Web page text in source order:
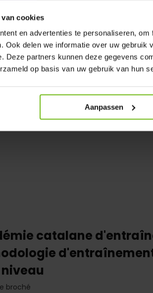
cookies
en advertenties te personaliseren,
Ook delen we informatie over uw gebruik
Deze partners kunnen deze gegevens
op basis van uw gebruik van hun
Aanpassen
2-1)et propose des profils de
et défensifs détaillés.
doués et dotés d'une
catalane
broché